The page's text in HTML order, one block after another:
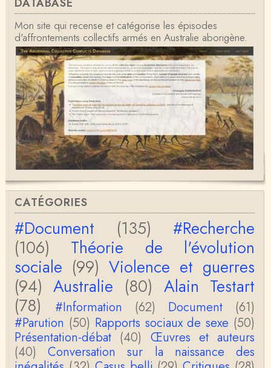
Mon site qui recense et catégorise les épisodes
d'affrontements collectifs armés en Australie aborigène.
CATÉGORIES
#Document (135)
#Recherche
(106)
Théorie de l'évolution
sociale (99) Violence et guerres
(94) Australie (80) Alain Testart
(78)
#Information (62) Document
(61)
#Parution (50) Rapports sociaux de sexe (50)
Présentation-débat (40) Œuvres et auteurs
(40)
Conversation sur la naissance des